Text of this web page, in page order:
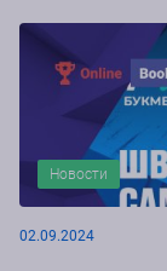
Новости
02.09.2024